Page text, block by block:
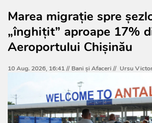
Marea migrație spre
„înghițit” aproape 17%
Aeroportului Chișinău
10 Aug. 2026, 16:41 // Bani și Afaceri// Ursu